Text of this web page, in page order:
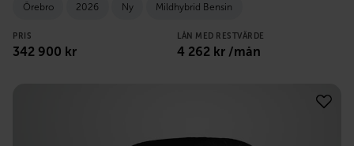
Örebro 2026 Ny Mildhybrid Bensin
PRIS
342 900 kr
LÅN MED RESTVÄRDE
4 262 kr /mån